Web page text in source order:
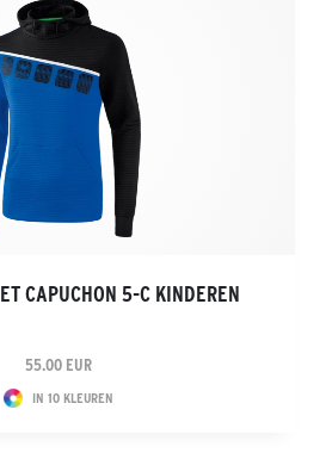
CAPUCHON 5-C KINDEREN
55.00 EUR
IN 10 KLEUREN